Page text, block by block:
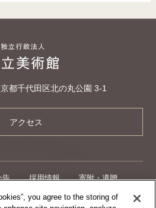
都千代田区北の丸公園 3-1
アクセス
告 採用情報
寄附・遺贈
ング
サイトマップ
ウェブアクセシビリティ方針
you agree to the storing of